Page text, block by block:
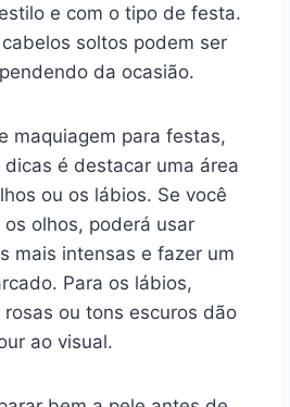
e com o tipo de festa.
soltos podem ser
da ocasião.
maquiagem para festas,
é destacar uma área
ou os lábios. Se você
olhos, poderá usar
mais intensas e fazer um
Para os lábios,
ou tons escuros dão
ao visual.